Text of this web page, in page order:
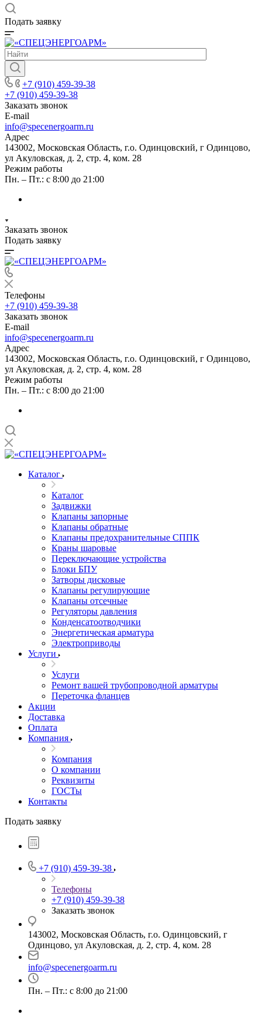
Подать заявку
+7 (910) 459-39-38
+7 (910) 459-39-38
Заказать звонок
E-mail
info@specenergoarm.ru
Адрес
143002, Московская Область, г.о. Одинцовский, г Одинцово,
ул Акуловская, д. 2, стр. 4, ком. 28
Режим работы
Пн. – Пт.: с 8:00 до 21:00
Заказать звонок
Подать заявку
Телефоны
+7 (910) 459-39-38
Заказать звонок
E-mail
info@specenergoarm.ru
Адрес
143002, Московская Область, г.о. Одинцовский, г Одинцово,
ул Акуловская, д. 2, стр. 4, ком. 28
Режим работы
Пн. – Пт.: с 8:00 до 21:00
Каталог
Каталог
Задвижки
Клапаны запорные
Клапаны обратные
Клапаны предохранительные СППК
Краны шаровые
Переключающие устройства
Блоки БПУ
Затворы дисковые
Клапаны регулирующие
Клапаны отсечные
Регуляторы давления
Конденсатоотводчики
Энергетическая арматура
Электроприводы
Услуги
Услуги
Ремонт вашей трубопроводной арматуры
Переточка фланцев
Акции
Доставка
Оплата
Компания
Компания
О компании
Реквизиты
ГОСТы
Контакты
Подать заявку
+7 (910) 459-39-38
Телефоны
+7 (910) 459-39-38
Заказать звонок
143002, Московская Область, г.о. Одинцовский, г
Одинцово, ул Акуловская, д. 2, стр. 4, ком. 28
info@specenergoarm.ru
Пн. – Пт.: с 8:00 до 21:00